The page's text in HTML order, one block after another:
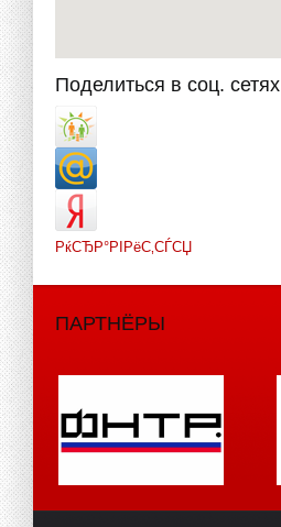
Поделиться в соц. сетях
РќСЂР°РІРёС‚СЃСЏ
ПАРТНЁРЫ